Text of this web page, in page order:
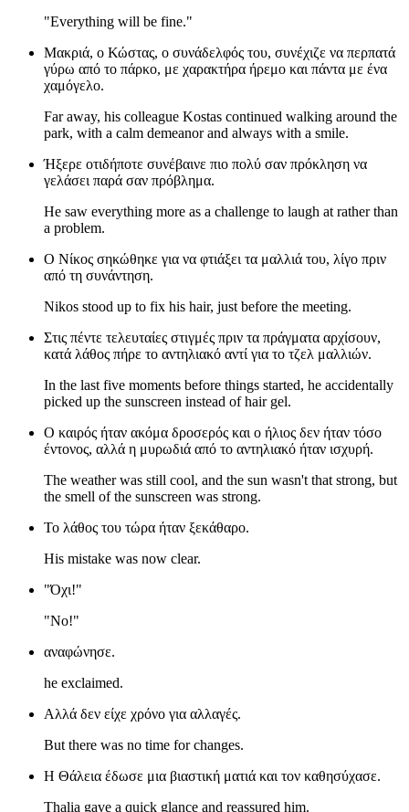
"Everything will be fine."
Μακριά, ο Κώστας, ο συνάδελφός του, συνέχιζε να περπατά
γύρω από το πάρκο, με χαρακτήρα ήρεμο και πάντα με ένα
χαμόγελο.
Far away, his colleague Kostas continued walking around the
park, with a calm demeanor and always with a smile.
Ήξερε οτιδήποτε συνέβαινε πιο πολύ σαν πρόκληση να
γελάσει παρά σαν πρόβλημα.
He saw everything more as a challenge to laugh at rather than
a problem.
Ο Νίκος σηκώθηκε για να φτιάξει τα μαλλιά του, λίγο πριν
από τη συνάντηση.
Nikos stood up to fix his hair, just before the meeting.
Στις πέντε τελευταίες στιγμές πριν τα πράγματα αρχίσουν,
κατά λάθος πήρε το αντηλιακό αντί για το τζελ μαλλιών.
In the last five moments before things started, he accidentally
picked up the sunscreen instead of hair gel.
Ο καιρός ήταν ακόμα δροσερός και ο ήλιος δεν ήταν τόσο
έντονος, αλλά η μυρωδιά από το αντηλιακό ήταν ισχυρή.
The weather was still cool, and the sun wasn't that strong, but
the smell of the sunscreen was strong.
Το λάθος του τώρα ήταν ξεκάθαρο.
His mistake was now clear.
"Όχι!"
"No!"
αναφώνησε.
he exclaimed.
Αλλά δεν είχε χρόνο για αλλαγές.
But there was no time for changes.
Η Θάλεια έδωσε μια βιαστική ματιά και τον καθησύχασε.
Thalia gave a quick glance and reassured him.